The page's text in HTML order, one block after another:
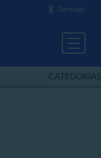
Santiago
CATEGORÍAS